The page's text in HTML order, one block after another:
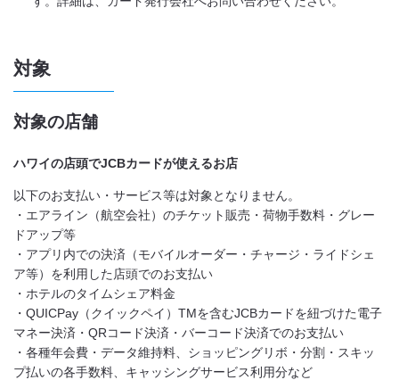
対象
対象の店舗
ハワイの店頭でJCBカードが使えるお店
以下のお支払い・サービス等は対象となりません。
・エアライン（航空会社）のチケット販売・荷物手数料・グレー
ドアップ等
・アプリ内での決済（モバイルオーダー・チャージ・ライドシェ
ア等）を利用した店頭でのお支払い
・ホテルのタイムシェア料金
・QUICPay（クイックペイ）TMを含むJCBカードを紐づけた電子
マネー決済・QRコード決済・バーコード決済でのお支払い
・各種年会費・データ維持料、ショッピングリボ・分割・スキッ
プ払いの各手数料、キャッシングサービス利用分など